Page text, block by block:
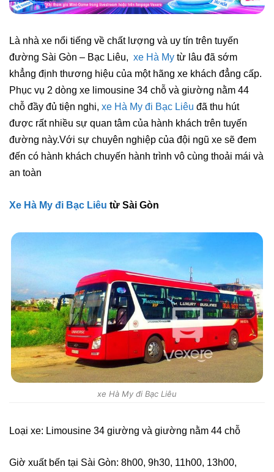
Là nhà xe nổi tiếng về chất lượng và uy tín trên tuyến
đường Sài Gòn – Bạc Liêu, xe Hà My từ lâu đã sớm
khẳng định thương hiệu của một hãng xe khách đẳng cấp.
Phục vụ 2 dòng xe limousine 34 chỗ và giường nằm 44
chỗ đầy đủ tiện nghi, xe Hà My đi Bạc Liêu đã thu hút
được rất nhiều sự quan tâm của hành khách trên tuyến
đường này.Với sự chuyên nghiệp của đội ngũ xe sẽ đem
đến có hành khách chuyến hành trình vô cùng thoải mái và
an toàn
Xe Hà My đi Bạc Liêu từ Sài Gòn
xe Hà My đi Bạc Liêu
Loại xe: Limousine 34 giường và giường nằm 44 chỗ
Giờ xuất bến tại Sài Gòn: 8h00, 9h30, 11h00, 13h00,